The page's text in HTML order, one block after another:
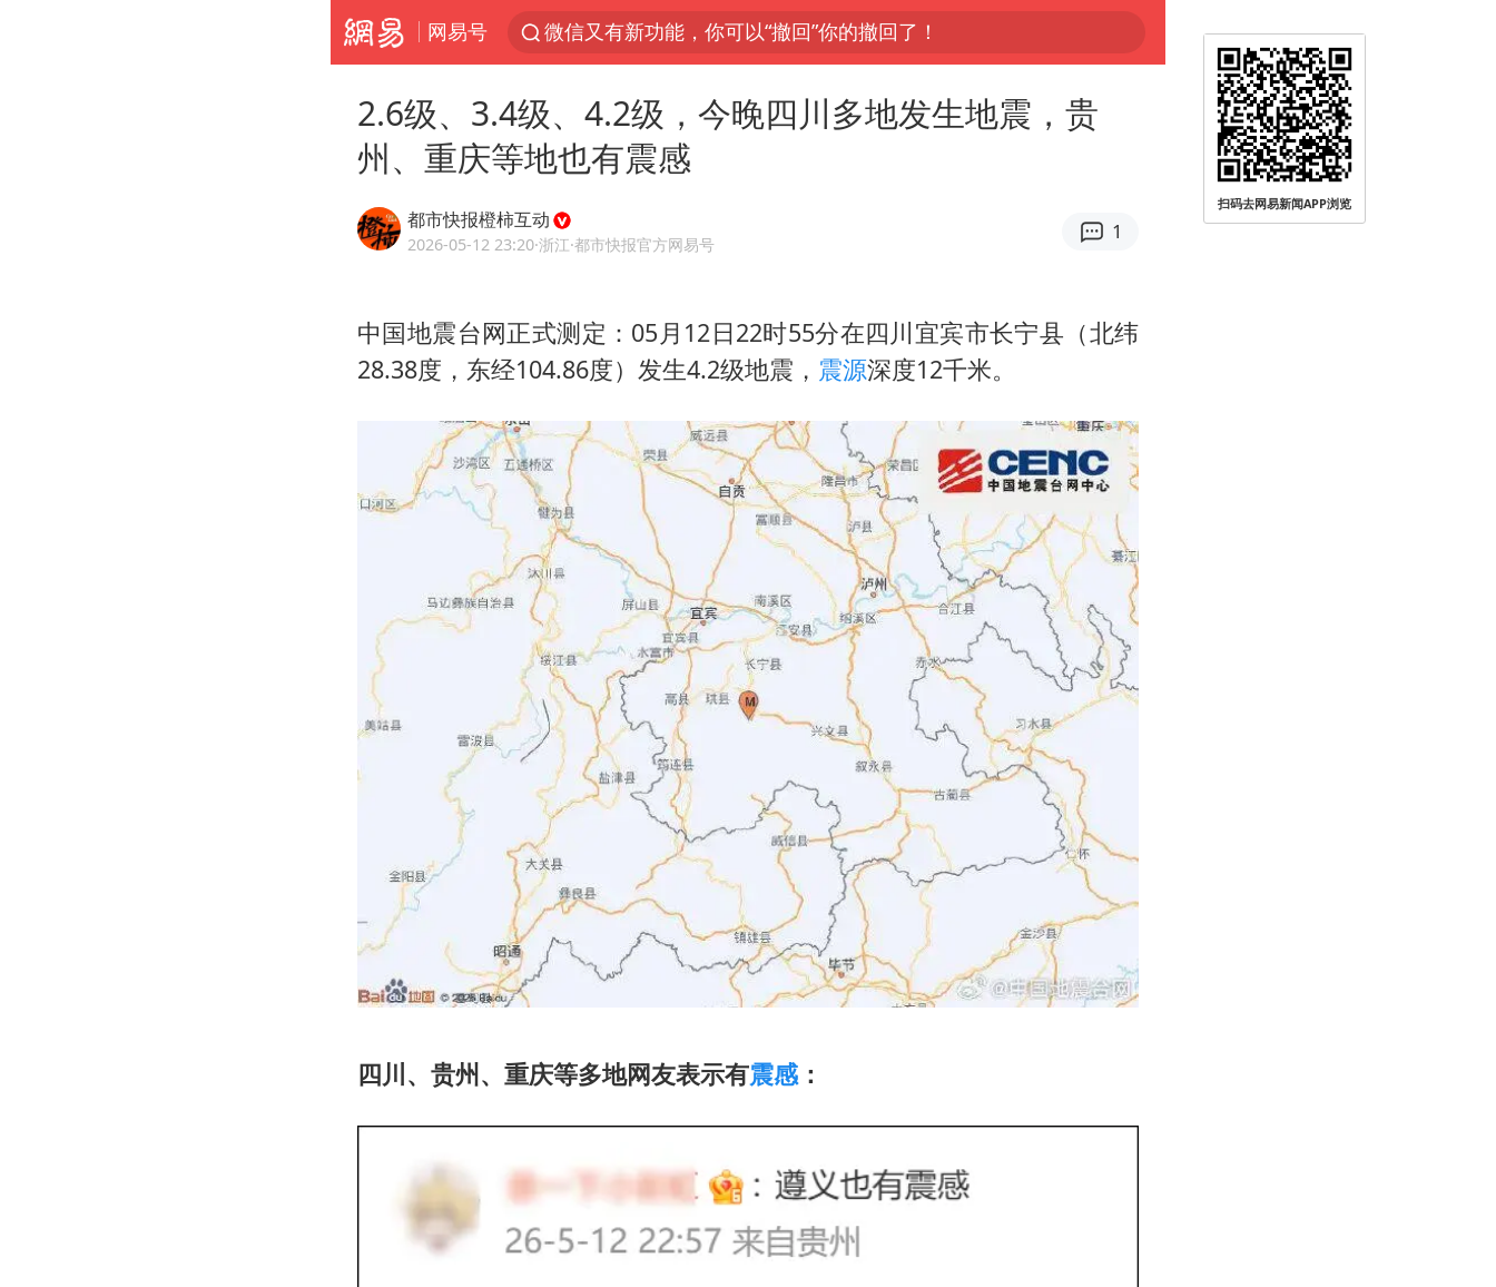
网易号
微信又有新功能，你可以“撤回”你的撤回了！
梁家辉：到内地拍戏不是北上是回归
“新疆的交警怎么个个像我妈”
情侣平潭拍日出坠崖1死1伤
香港正式允许“拒绝抢救”
《欢迎来龙餐馆》口碑
郑丽文：台湾从来没有“独立”过
酒店回应车内过夜被收150元
商场现钱学森巨幅海报 负责人回应
杭州全市有序停课
“不怕六爷挂得多 就怕六爷挂一颗”
全民健身事业高质量发展
乐享全民健身 共筑健康中国
2.6级、3.4级、4.2级，今晚四川多地发生地震，贵
州、重庆等地也有震感
都市快报橙柿互动
2026-05-12 23:20·浙江·都市快报官方网易号
1
中国地震台网正式测定：05月12日22时55分在四川宜宾市长宁县（北纬
28.38度，东经104.86度）发生4.2级地震， 震源深度12千米。
四川、贵州、重庆等多地网友表示有震感：
扫码去网易新闻APP浏览